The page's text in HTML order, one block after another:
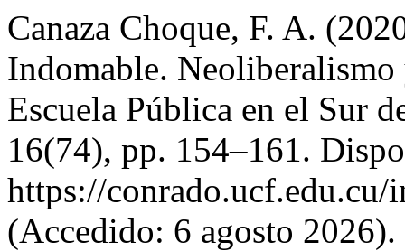
Canaza Choque, F. A.
Indomable. Neoliberalismo
Escuela Pública en el Sur
16(74), pp. 154–161.
https://
(Accedido: 6 agosto 2026).